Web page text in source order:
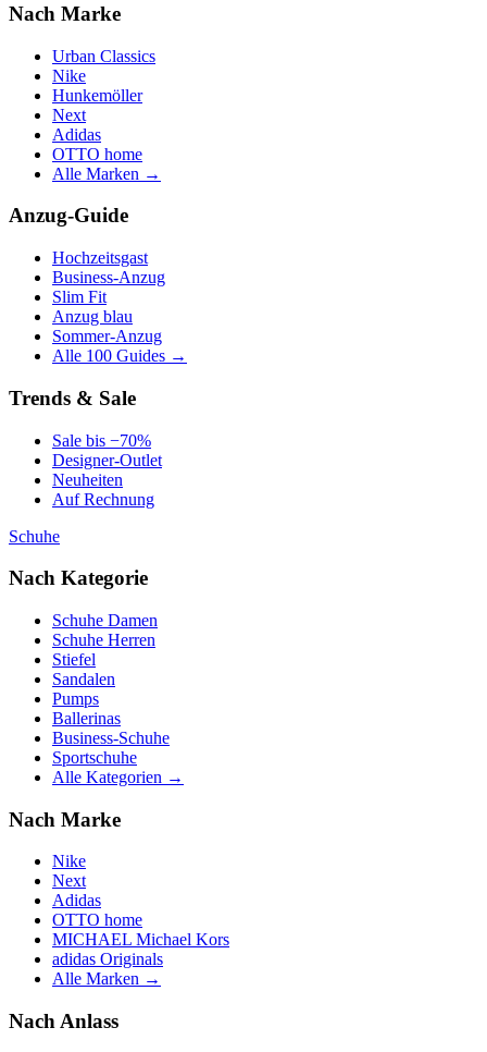
Nach Marke
Urban Classics
Nike
Hunkemöller
Next
Adidas
OTTO home
Alle Marken →
Anzug-Guide
Hochzeitsgast
Business-Anzug
Slim Fit
Anzug blau
Sommer-Anzug
Alle 100 Guides →
Trends & Sale
Sale bis −70%
Designer-Outlet
Neuheiten
Auf Rechnung
Schuhe
Nach Kategorie
Schuhe Damen
Schuhe Herren
Stiefel
Sandalen
Pumps
Ballerinas
Business-Schuhe
Sportschuhe
Alle Kategorien →
Nach Marke
Nike
Next
Adidas
OTTO home
MICHAEL Michael Kors
adidas Originals
Alle Marken →
Nach Anlass